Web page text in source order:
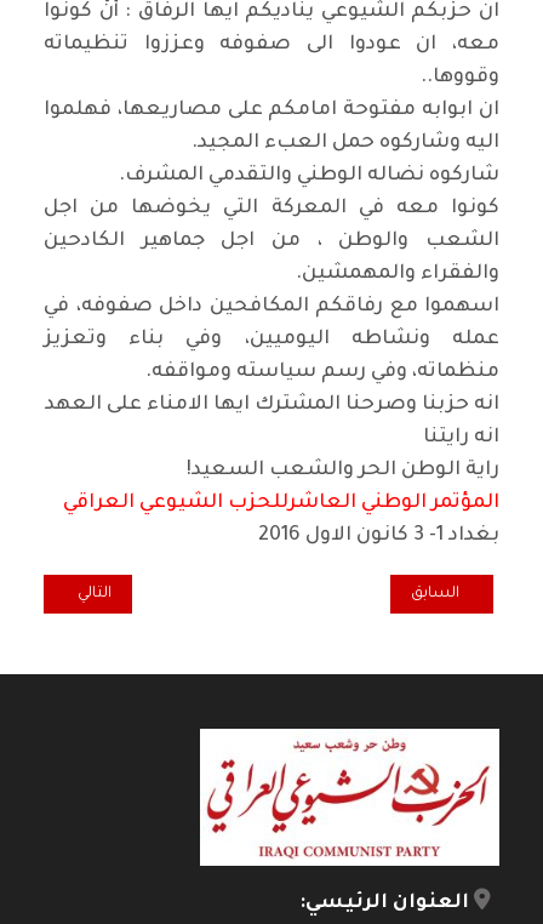
ان حزبكم الشيوعي يناديكم ايها الرفاق : أنْ كونوا
معه، ان عودوا الى صفوفه وعززوا تنظيماته
وقووها..
ان ابوابه مفتوحة امامكم على مصاريعها، فهلموا
اليه وشاركوه حمل العبء المجيد.
شاركوه نضاله الوطني والتقدمي المشرف.
كونوا معه في المعركة التي يخوضها من اجل
الشعب والوطن ، من اجل جماهير الكادحين
والفقراء والمهمشين.
اسهموا مع رفاقكم المكافحين داخل صفوفه، في
عمله ونشاطه اليوميين، وفي بناء وتعزيز
منظماته، وفي رسم سياسته ومواقفه.
انه حزبنا وصرحنا المشترك ايها الامناء على العهد
انه رايتنا
راية الوطن الحر والشعب السعيد!
المؤتمر الوطني العاشرللحزب الشيوعي العراقي
بغداد 1- 3 كانون الاول 2016
المقال السابق: نداء الى القوى والاحزاب والشخصيات المدنية
السابق المقال التالي:
التالي
العنوان الرئيسي: